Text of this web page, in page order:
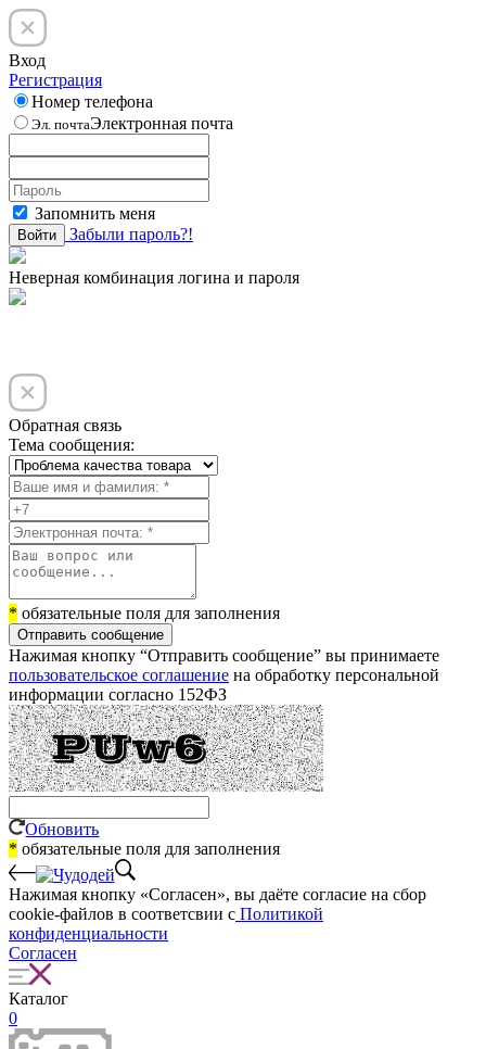
Вход
Регистрация
Номер телефона
Эл. почтаЭлектронная почта
Запомнить меня
Войти Забыли пароль?!
Неверная комбинация логина и пароля
Обратная связь
Тема сообщения:
* обязательные поля для заполнения
Отправить сообщение
Нажимая кнопку “Отправить сообщение” вы принимаете
пользовательское соглашение на обработку персональной
информации согласно 152ФЗ
Обновить
* обязательные поля для заполнения
Нажимая кнопку «Согласен», вы даёте cогласие на сбор
cookie-файлов в соответсвии с Политикой
конфиденциальности
Согласен
Каталог
0